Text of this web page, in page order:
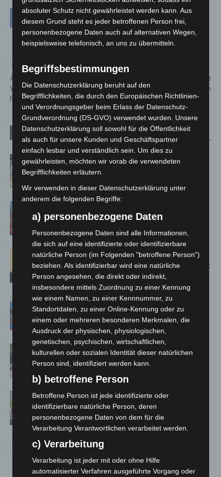
Vorheriger Artikel
Ausstellung „Lichtbildschätze.
Wunstorf in historischen
Fotografien“ wieder zu sehen!
Wasserschaden: Galerie
KUBUS geschlossen
Verwandte Artikel Mehr vom Autor
Kunst trifft Weingenuss: Barbara-
Susann Mehring zeigt ihre Werke im
zwischen Hannover-West und
Bothfeld
Hannover: Erste Tigermücken-
Population in Niedersachsen entdeckt
Mann läuft mit Hockeyschläger über
A7 – Polizei sucht Zeugen
Gasleitung bei McDonald’s-Umbau in
Langenhagen beschädigt
Langenhagen: Autofahrer mit 3,17
Promille aus dem Verkehr gezogen
absoluter Schutz nicht gewährleistet werden kann. Aus
diesem Grund steht es jeder betroffenen Person frei,
personenbezogene Daten auch auf alternativen Wegen,
beispielsweise telefonisch, an uns zu übermitteln.
Begriffsbestimmungen
Die Datenschutzerklärung beruht auf den
Begrifflichkeiten, die durch den Europäischen Richtlinien-
und Verordnungsgeber beim Erlass der Datenschutz-
Grundverordnung (DS-GVO) verwendet wurden. Unsere
Datenschutzerklärung soll sowohl für die Öffentlichkeit
als auch für unsere Kunden und Geschäftspartner
einfach lesbar und verständlich sein. Um dies zu
gewährleisten, möchten wir vorab die verwendeten
Begrifflichkeiten erläutern.
Wir verwenden in dieser Datenschutzerklärung unter
anderem die folgenden Begriffe:
a) personenbezogene Daten
Personenbezogene Daten sind alle Informationen,
die sich auf eine identifizierte oder identifizierbare
natürliche Person (im Folgenden "betroffene Person")
beziehen. Als identifizierbar wird eine natürliche
Person angesehen, die direkt oder indirekt,
insbesondere mittels Zuordnung zu einer Kennung
wie einem Namen, zu einer Kennnummer, zu
Standortdaten, zu einer Online-Kennung oder zu
einem oder mehreren besonderen Merkmalen, die
Ausdruck der physischen, physiologischen,
genetischen, psychischen, wirtschaftlichen,
kulturellen oder sozialen Identität dieser natürlichen
Person sind, identifiziert werden kann.
b) betroffene Person
Betroffene Person ist jede identifizierte oder
identifizierbare natürliche Person, deren
personenbezogene Daten von dem für die
Verarbeitung Verantwortlichen verarbeitet werden.
c) Verarbeitung
Verarbeitung ist jeder mit oder ohne Hilfe
automatisierter Verfahren ausgeführte Vorgang oder